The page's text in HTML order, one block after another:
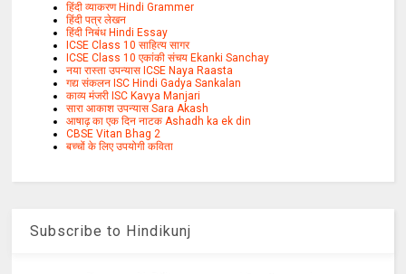
हिंदी व्याकरण Hindi Grammer
हिंदी पत्र लेखन
हिंदी निबंध Hindi Essay
ICSE Class 10 साहित्य सागर
ICSE Class 10 एकांकी संचय Ekanki Sanchay
नया रास्ता उपन्यास ICSE Naya Raasta
गद्य संकलन ISC Hindi Gadya Sankalan
काव्य मंजरी ISC Kavya Manjari
सारा आकाश उपन्यास Sara Akash
आषाढ़ का एक दिन नाटक Ashadh ka ek din
CBSE Vitan Bhag 2
बच्चों के लिए उपयोगी कविता
Subscribe to Hindikunj